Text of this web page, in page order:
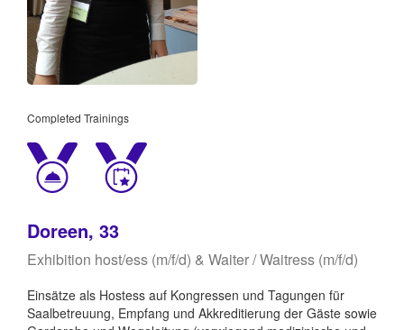
Completed Trainings
Doreen, 33
Exhibition host/ess (m/f/d) & Waiter / Waitress (m/f/d)
Einsätze als Hostess auf Kongressen und Tagungen für
Saalbetreuung, Empfang und Akkreditierung der Gäste sowie